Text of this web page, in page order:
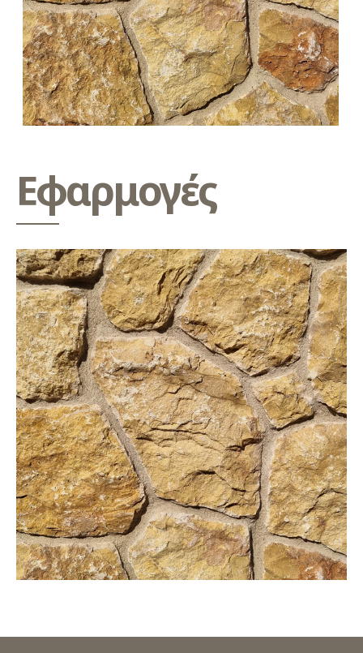
Εφαρμογές